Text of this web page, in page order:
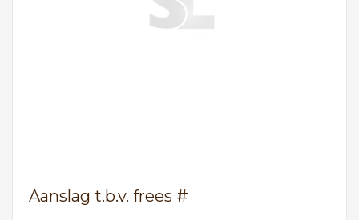
Aanslag t.b.v. frees #